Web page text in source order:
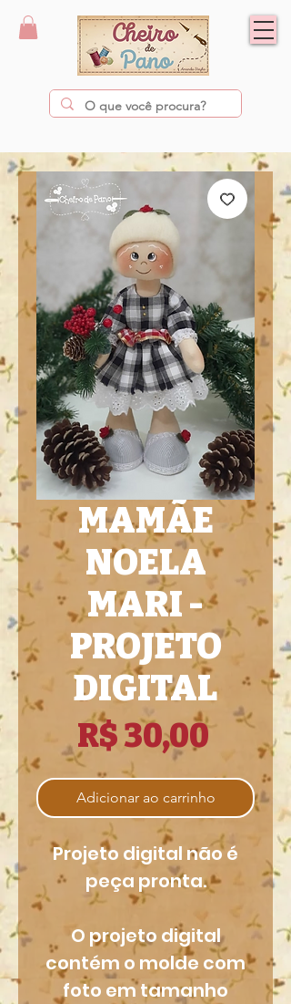
MAMÃE
NOELA
MARI -
PROJETO
DIGITAL
R$ 30,00Preço
Adicionar ao carrinho
Projeto digital não é
peça pronta.
O projeto digital
contém o molde com
foto em tamanho